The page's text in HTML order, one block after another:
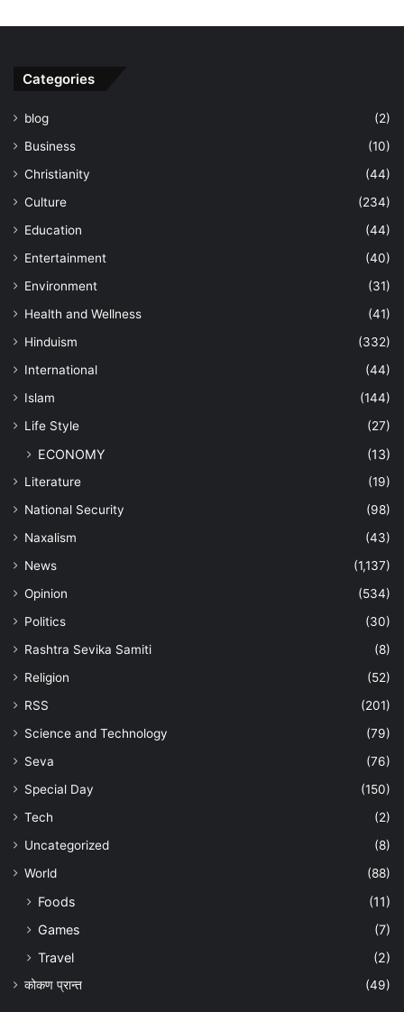
Categories
blog
(2)
Business
(10)
Christianity
(44)
Culture
(234)
Education
(44)
Entertainment
(40)
Environment
(31)
Health and Wellness
(41)
Hinduism
(332)
International
(44)
Islam
(144)
Life Style
(27)
ECONOMY (13)
Literature
(19)
National Security
(98)
Naxalism
(43)
News
(1,137)
Opinion
(534)
Politics
(30)
Rashtra Sevika Samiti
(8)
Religion
(52)
RSS
(201)
Science and Technology
(79)
Seva
(76)
Special Day
(150)
Tech
(2)
Uncategorized
(8)
World
(88)
Foods
(11)
Games
(7)
Travel
(2)
कोकण प्रान्त (49)